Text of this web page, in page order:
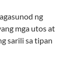
ng
mga utos at
sarili sa tipan